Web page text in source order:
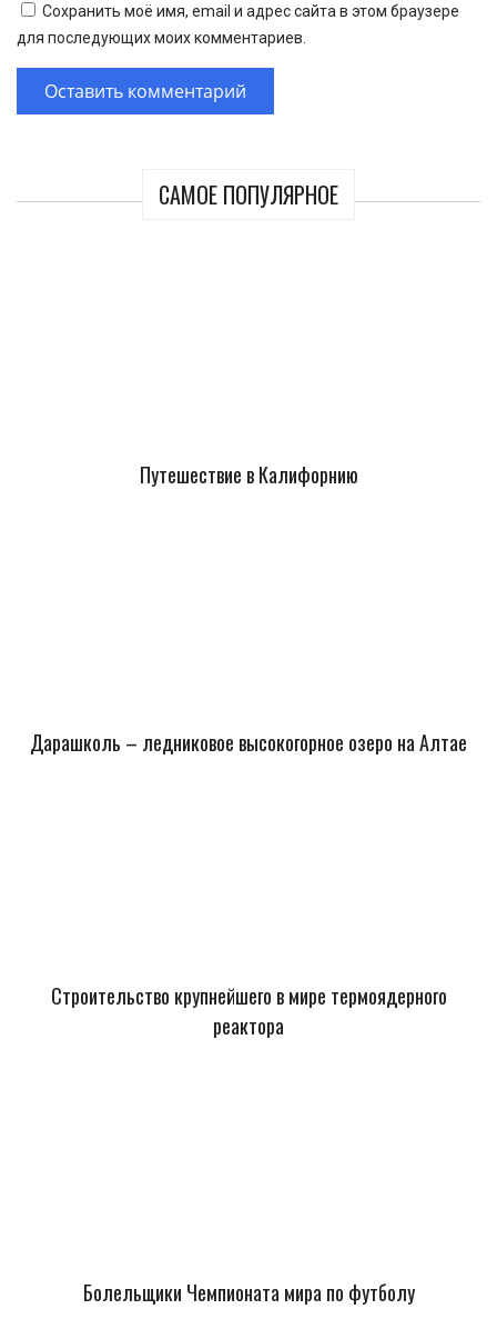
САМОЕ ПОПУЛЯРНОЕ
Путешествие в Калифорнию
Дарашколь – ледниковое высокогорное озеро на Алтае
Строительство крупнейшего в мире термоядерного
реактора
Болельщики Чемпионата мира по футболу
Сохранить моё имя, email и адрес сайта в этом браузере
для последующих моих комментариев.